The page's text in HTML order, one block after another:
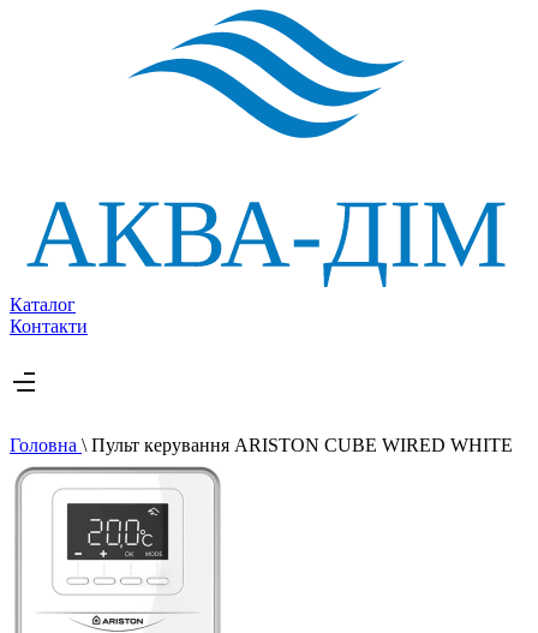
Каталог
Контакти
Головна \ Пульт керування ARISTON CUBE WIRED WHITE